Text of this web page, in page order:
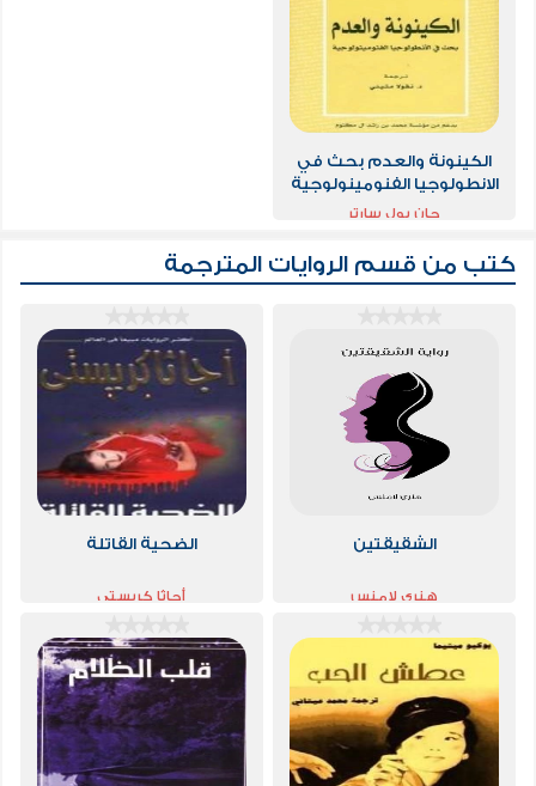
الكينونة والعدم بحث في
الانطولوجيا الفنومينولوجية
جان بول سارتر
كتب من قسم الروايات المترجمة
الشقيقتين
هنري لامنس
الضحية القاتلة
أجاثا كريستي